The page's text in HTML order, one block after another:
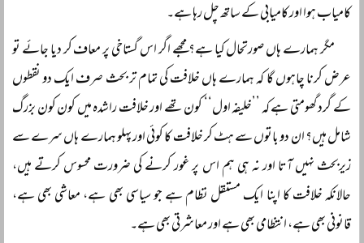
کامیاب ہوا اور کامیابی کے ساتھ چل رہا ہے۔
مگر ہمارے ہاں صورتحال کیا ہے؟ مجھے اگر اس گستاخی پر معاف کر دیا جائے تو
عرض کرنا چاہوں گا کہ ہمارے ہاں خلافت کی تمام تر بحث صرف ایک دو نقطوں
کے گرد گھومتی ہے کہ ’’خلیفہ اول‘‘ کون تھے اور خلافت راشدہ میں کون کون بزرگ
شامل ہیں؟ ان دو باتوں سے ہٹ کر خلافت کا کوئی اور پہلو ہمارے ہاں سرے سے
زیربحث نہیں آتا اور نہ ہی ہم اس پر غور کرنے کی ضرورت محسوس کرتے ہیں،
حالانکہ خلافت کا اپنا ایک مستقل نظام ہے جو سیاسی بھی ہے، معاشی بھی ہے،
قانونی بھی ہے، انتظامی بھی ہے اور معاشرتی بھی ہے۔